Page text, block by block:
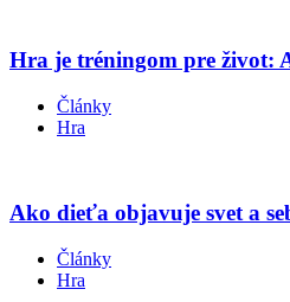
Hra je tréningom pre život:
Články
Hra
Ako dieťa objavuje svet a
Články
Hra